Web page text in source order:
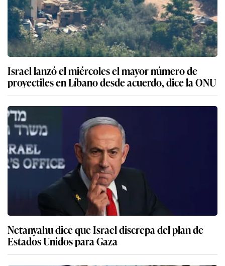
Israel lanzó el miércoles el mayor número de
proyectiles en Líbano desde acuerdo, dice la ONU
Netanyahu dice que Israel discrepa del plan de
Estados Unidos para Gaza